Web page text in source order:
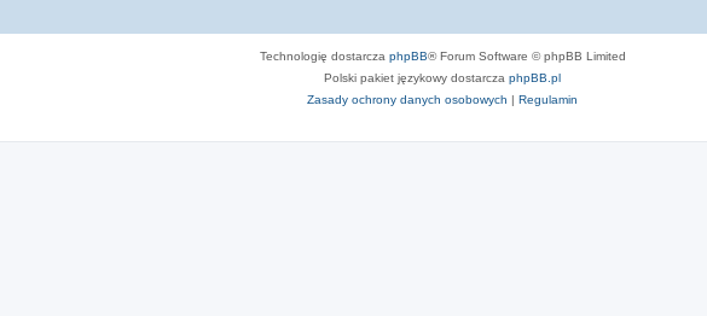
Technologię dostarcza phpBB® Forum Software © phpBB Limited
Polski pakiet językowy dostarcza phpBB.pl
Zasady ochrony danych osobowych | Regulamin